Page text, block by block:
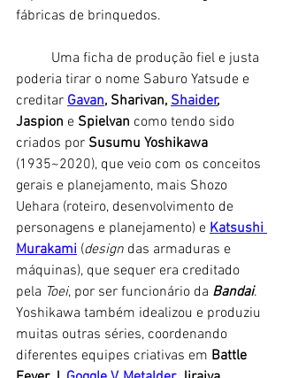
fábricas de brinquedos.
poderia tirar o nome Saburo Yatsude e
creditar Gavan, Sharivan, Shaider,
Jaspion e Spielvan como tendo sido
criados por Susumu Yoshikawa
(1935~2020), que veio com os conceitos
gerais e planejamento, mais Shozo
Uehara (roteiro, desenvolvimento de
personagens e planejamento) e Katsushi
Murakami (design das armaduras e
máquinas), que sequer era creditado
pela Toei, por ser funcionário da Bandai.
Yoshikawa também idealizou e produziu
muitas outras séries, coordenando
diferentes equipes criativas em Battle